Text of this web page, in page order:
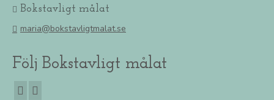
Bokstavligt målat
maria@bokstavligtmalat.se
Följ Bokstavligt målat